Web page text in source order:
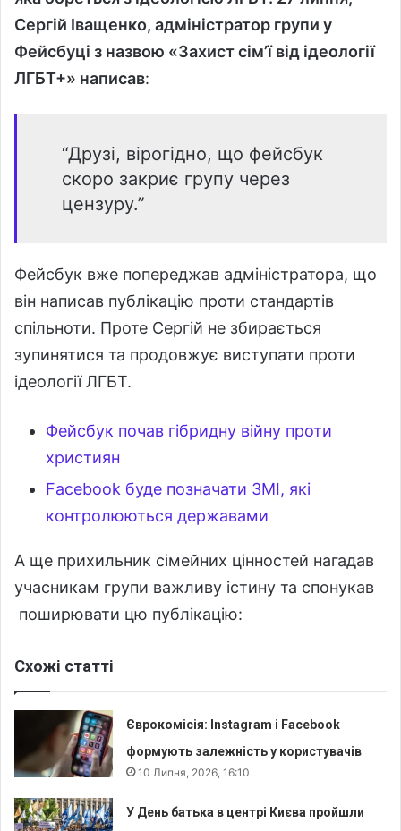
Сергій Іващенко, адміністратор групи у
Фейсбуці з назвою «Захист сім’ї від ідеології
ЛГБТ+» написав:
“Друзі, вірогідно, що фейсбук
скоро закриє групу через
цензуру.”
Фейсбук вже попереджав адміністратора, що
він написав публікацію проти стандартів
спільноти. Проте Сергій не збирається
зупинятися та продовжує виступати проти
ідеології ЛГБТ.
Фейсбук почав гібридну війну проти
християн
Facebook буде позначати ЗМІ, які
контролюються державами
А ще прихильник сімейних цінностей нагадав
учасникам групи важливу істину та спонукав
поширювати цю публікацію:
Схожі статті
Єврокомісія: Instagram і Facebook
формують залежність у користувачів
10 Липня, 2026, 16:10
У День батька в центрі Києва пройшли